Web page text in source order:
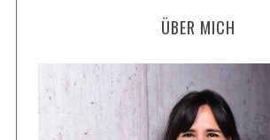
ÜBER MICH